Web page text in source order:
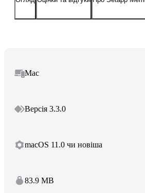
Mac
Версія 3.3.0
macOS 11.0 чи новіша
83.9 MB